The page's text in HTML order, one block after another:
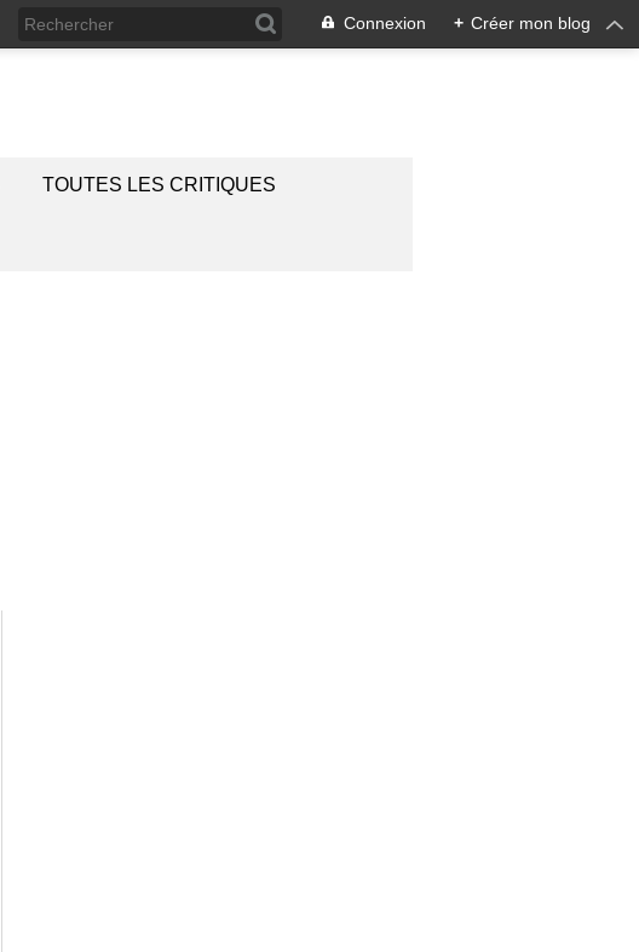
Connexion + Créer mon blog
TOUTES LES CRITIQUES